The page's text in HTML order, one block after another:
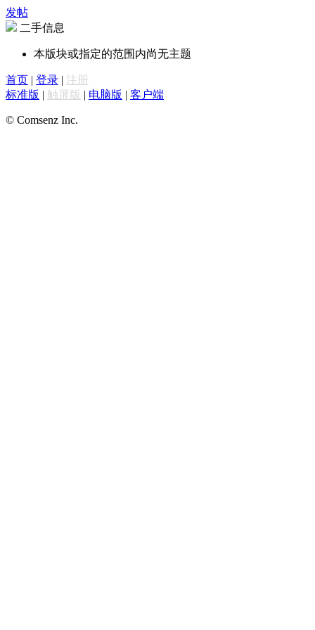
发帖
二手信息
本版块或指定的范围内尚无主题
首页 | 登录 | 注册
标准版 | 触屏版 | 电脑版 | 客户端
© Comsenz Inc.